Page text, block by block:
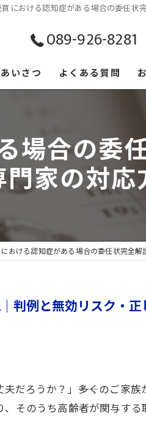
における認知症がある場合の委任状
089-926-8281
いさつ よくある質問
場合の委
家の対
おける認知症がある場合の委任状完全
判例と無効リスク・
ろうか？」――多くのご家
そのうち高齢者が関与する